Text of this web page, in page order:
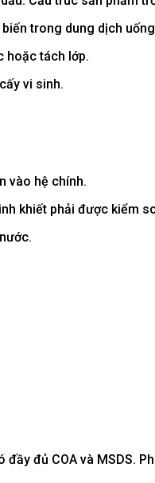
trong dung dịch
hoặc tách lớp.
vi sinh.
vào hệ chính.
khiết phải được kiểm
đủ COA và MSDS.